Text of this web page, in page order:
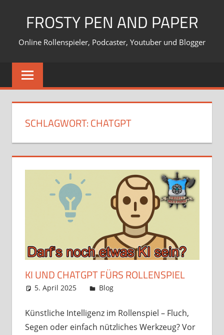
FROSTY PEN AND PAPER
Online Rollenspieler, Podcaster, Youtuber und Blogger
SCHLAGWORT:CHATGPT
KI UND CHATGPT FÜRS ROLLENSPIEL
5. April 2025 Frosty
Blog
Künstliche Intelligenz im Rollenspiel – Fluch,
Segen oder einfach nützliches Werkzeug? Vor